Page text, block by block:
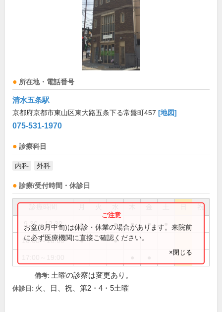
所在地・電話番号
清水五条駅
京都府京都市東山区東大路五条下る常盤町457 [地図]
075-531-1970
診療科目
内科 外科
診療/受付時間・休診日
祝
9:30～12:30 ● ● ● ●
16:00～18:00 ● ●
お盆(8月中旬)は休診・休業の場合があります。来院前
に必ず医療機関に直接ご確認ください。
×閉じる
備考: 土曜の診察は変更あり。
休診日: 火、日、祝、第2・4・5土曜